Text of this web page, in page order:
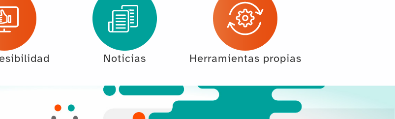
Noticias Herramientas propias